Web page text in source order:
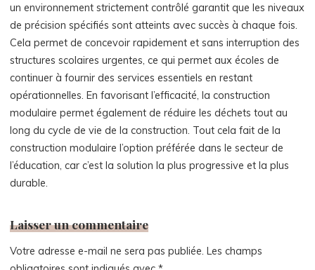
un environnement strictement contrôlé garantit que les niveaux
de précision spécifiés sont atteints avec succès à chaque fois.
Cela permet de concevoir rapidement et sans interruption des
structures scolaires urgentes, ce qui permet aux écoles de
continuer à fournir des services essentiels en restant
opérationnelles. En favorisant l’efficacité, la construction
modulaire permet également de réduire les déchets tout au
long du cycle de vie de la construction. Tout cela fait de la
construction modulaire l’option préférée dans le secteur de
l’éducation, car c’est la solution la plus progressive et la plus
durable.
Laisser un commentaire
Votre adresse e-mail ne sera pas publiée. Les champs